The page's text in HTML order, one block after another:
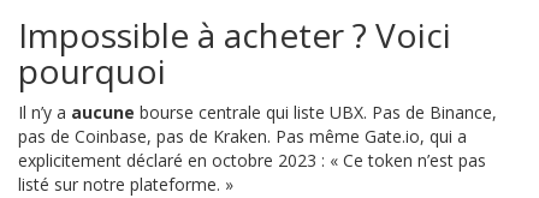
Impossible à acheter ? Voici
pourquoi
Il n’y a aucune bourse centrale qui liste UBX. Pas de Binance,
pas de Coinbase, pas de Kraken. Pas même Gate.io, qui a
explicitement déclaré en octobre 2023 : « Ce token n’est pas
listé sur notre plateforme. »